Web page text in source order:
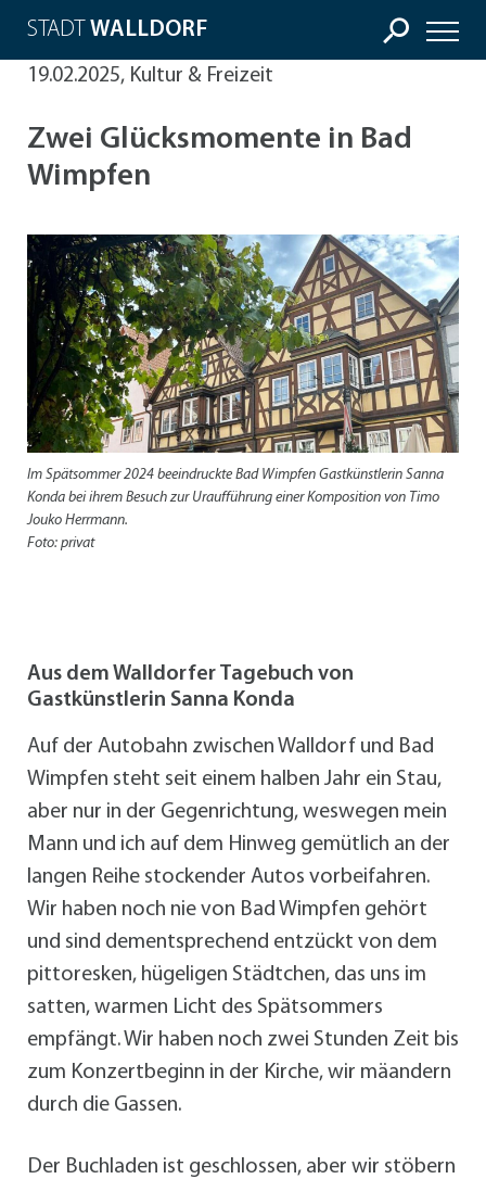
STADT WALLDORF
19.02.2025, Kultur & Freizeit
Zwei Glücksmomente in Bad
Wimpfen
Im Spätsommer 2024 beeindruckte Bad Wimpfen Gastkünstlerin Sanna
Konda bei ihrem Besuch zur Uraufführung einer Komposition von Timo
Jouko Herrmann.
Foto: privat
Aus dem Walldorfer Tagebuch von
Gastkünstlerin Sanna Konda
Auf der Autobahn zwischen Walldorf und Bad
Wimpfen steht seit einem halben Jahr ein Stau,
aber nur in der Gegenrichtung, weswegen mein
Mann und ich auf dem Hinweg gemütlich an der
langen Reihe stockender Autos vorbeifahren.
Wir haben noch nie von Bad Wimpfen gehört
und sind dementsprechend entzückt von dem
pittoresken, hügeligen Städtchen, das uns im
satten, warmen Licht des Spätsommers
empfängt. Wir haben noch zwei Stunden Zeit bis
zum Konzertbeginn in der Kirche, wir mäandern
durch die Gassen.
Der Buchladen ist geschlossen, aber wir stöbern